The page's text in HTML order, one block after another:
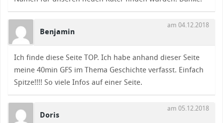
Benjamin
am 04.12.2018
Ich finde diese Seite TOP. Ich habe anhand dieser Seite
meine 40min GFS im Thema Geschichte verfasst. Einfach
Spitze!!!! So viele Infos auf einer Seite.
Doris
am 05.12.2018